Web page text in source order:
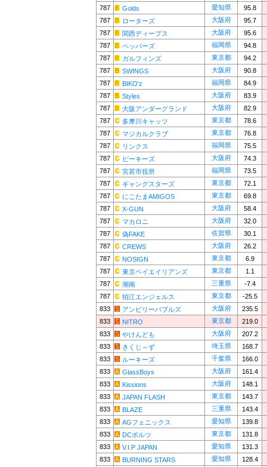
787
Golds 愛知県
95.8
787
ローターズ 大阪府
95.7
787
関西ディープス 大阪府
95.6
787
ペッパーズ 福岡県
94.8
787
ガルフィンズ 東京都
94.2
787
SWINGS 大阪府
90.8
787
BIKO'z 福岡県
84.9
787
Styles 大阪府
83.9
787
大阪アンダーグランド 大阪府
82.9
787
多摩川キャッツ 東京都
78.6
787
マジカルクラブ 東京都
76.8
787
リンクス 福岡県
75.5
787
ピーキーズ 大阪府
74.3
787
宮若市役所 福岡県
73.5
787
ギャングスターズ 東京都
72.1
787
にこたまAMIGOS 東京都
69.8
787
X-GUN 大阪府
58.4
787
マカロニ 大阪府
32.0
787
偽FAKE 佐賀県
30.1
787
CREWS 大阪府
26.2
787
NOSIGN 東京都
6.9
787
東京ベイエイリアンズ 東京都
1.1
787
潮南 三重県
-7.4
787
狛江エンジェルス 東京都
-25.5
833
アンビリーバブルズ 大阪府
235.5
833
NITRO 東京都
219.0
833
やけんども 大阪府
207.2
833
きくじ～ず 埼玉県
168.7
833
ルーキーズ 千葉県
166.0
833
GlassBoys 大阪府
161.4
833
Kissions 大阪府
148.1
833
JAPAN FLASH 東京都
143.7
833
BLAZE 三重県
143.4
833
AGフェニックス 愛知県
139.8
833
DCボルツ 東京都
131.8
833
V.I.P JAPAN 愛知県
131.3
833
BURNING STARS 愛知県
128.4